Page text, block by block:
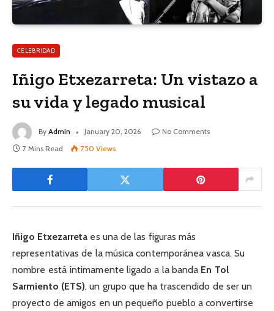
CELEBRIDAD
Iñigo Etxezarreta: Un vistazo a
su vida y legado musical
By Admin January 20, 2026
No Comments
7 Mins Read
750 Views
Iñigo Etxezarreta es una de las figuras más
representativas de la música contemporánea vasca. Su
nombre está íntimamente ligado a la banda En Tol
Sarmiento (ETS), un grupo que ha trascendido de ser un
proyecto de amigos en un pequeño pueblo a convertirse